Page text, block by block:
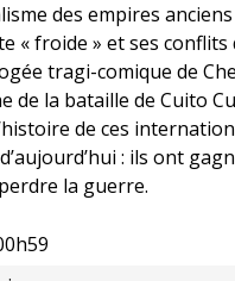
des empires
« froide » et ses conflits
tragi-comique de
de la bataille de Cuito
de ces
: ils ont
la guerre.